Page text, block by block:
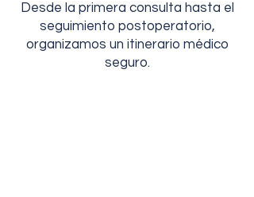
Desde la primera consulta hasta el
seguimiento postoperatorio,
organizamos un itinerario médico
seguro.